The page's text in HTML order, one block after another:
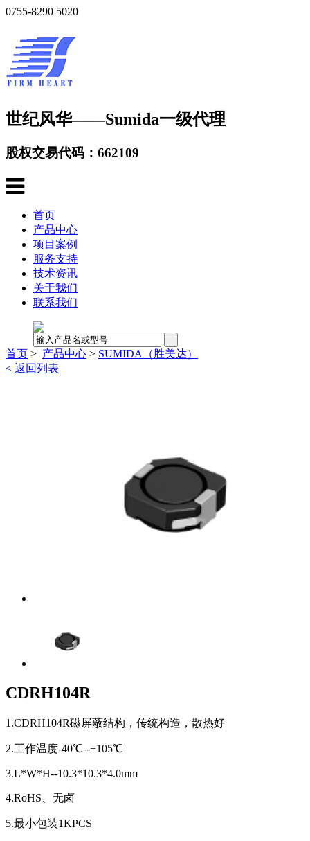
0755-8290 5020
世纪风华——Sumida一级代理
股权交易代码：662109
首页
产品中心
项目案例
服务支持
技术资讯
关于我们
联系我们
首页 > 产品中心 > SUMIDA（胜美达）
< 返回列表
CDRH104R
1.CDRH104R磁屏蔽结构，传统构造，散热好
2.工作温度-40℃--+105℃
3.L*W*H--10.3*10.3*4.0mm
4.RoHS、无卤
5.最小包装1KPCS